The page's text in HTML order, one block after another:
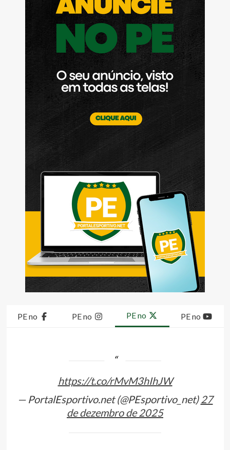
PE no PE no PE no PE no
https://t.co/rMvM3hIhJW
— PortalEsportivo.net (@PEsportivo_net)27
de dezembro de 2025